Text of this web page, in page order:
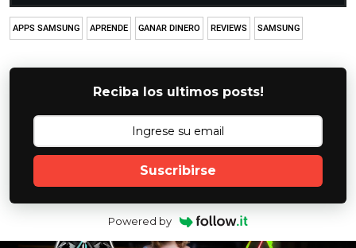
APPS SAMSUNG APRENDE GANAR DINERO REVIEWS SAMSUNG
Reciba los ultimos posts!
Suscribirse
Powered by